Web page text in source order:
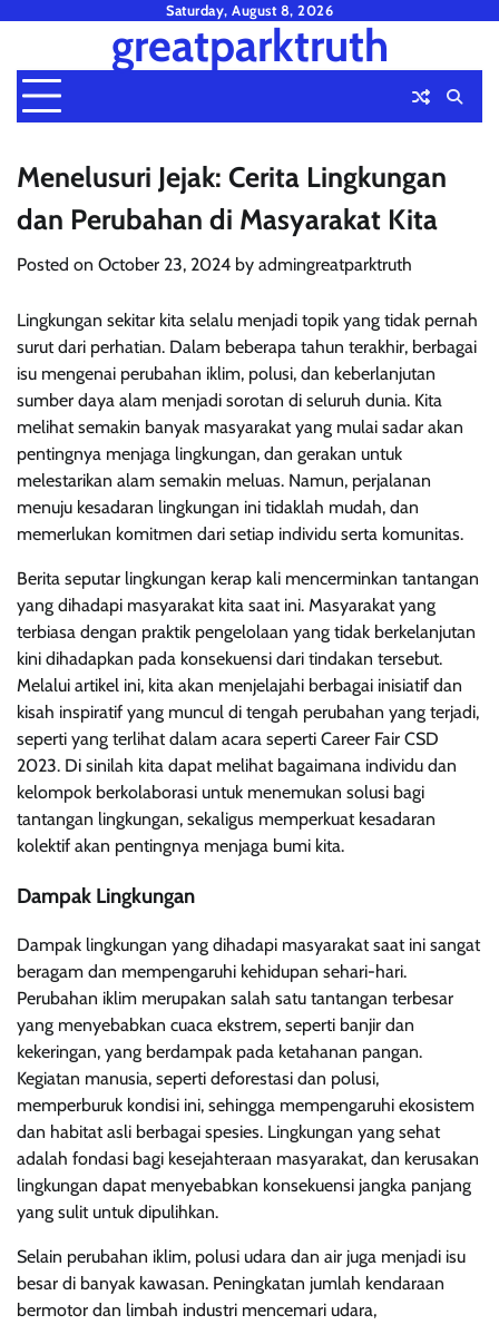
content
Saturday, August 8, 2026
greatparktruth
Menelusuri Jejak: Cerita Lingkungan
dan Perubahan di Masyarakat Kita
Posted on October 23, 2024 by admingreatparktruth
Lingkungan sekitar kita selalu menjadi topik yang tidak pernah
surut dari perhatian. Dalam beberapa tahun terakhir, berbagai
isu mengenai perubahan iklim, polusi, dan keberlanjutan
sumber daya alam menjadi sorotan di seluruh dunia. Kita
melihat semakin banyak masyarakat yang mulai sadar akan
pentingnya menjaga lingkungan, dan gerakan untuk
melestarikan alam semakin meluas. Namun, perjalanan
menuju kesadaran lingkungan ini tidaklah mudah, dan
memerlukan komitmen dari setiap individu serta komunitas.
Berita seputar lingkungan kerap kali mencerminkan tantangan
yang dihadapi masyarakat kita saat ini. Masyarakat yang
terbiasa dengan praktik pengelolaan yang tidak berkelanjutan
kini dihadapkan pada konsekuensi dari tindakan tersebut.
Melalui artikel ini, kita akan menjelajahi berbagai inisiatif dan
kisah inspiratif yang muncul di tengah perubahan yang terjadi,
seperti yang terlihat dalam acara seperti Career Fair CSD
2023. Di sinilah kita dapat melihat bagaimana individu dan
kelompok berkolaborasi untuk menemukan solusi bagi
tantangan lingkungan, sekaligus memperkuat kesadaran
kolektif akan pentingnya menjaga bumi kita.
Dampak Lingkungan
Dampak lingkungan yang dihadapi masyarakat saat ini sangat
beragam dan mempengaruhi kehidupan sehari-hari.
Perubahan iklim merupakan salah satu tantangan terbesar
yang menyebabkan cuaca ekstrem, seperti banjir dan
kekeringan, yang berdampak pada ketahanan pangan.
Kegiatan manusia, seperti deforestasi dan polusi,
memperburuk kondisi ini, sehingga mempengaruhi ekosistem
dan habitat asli berbagai spesies. Lingkungan yang sehat
adalah fondasi bagi kesejahteraan masyarakat, dan kerusakan
lingkungan dapat menyebabkan konsekuensi jangka panjang
yang sulit untuk dipulihkan.
Selain perubahan iklim, polusi udara dan air juga menjadi isu
besar di banyak kawasan. Peningkatan jumlah kendaraan
bermotor dan limbah industri mencemari udara,